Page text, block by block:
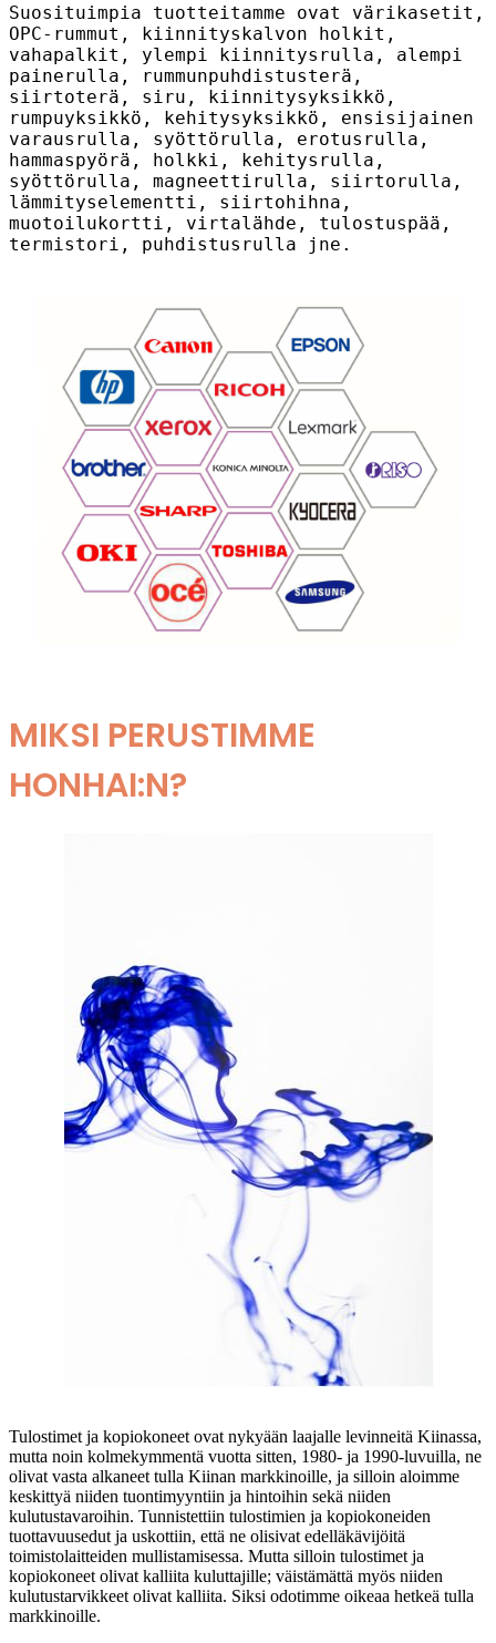
Suosituimpia tuotteitamme ovat värikasetit,
OPC-rummut, kiinnityskalvon holkit,
vahapalkit, ylempi kiinnitysrulla, alempi
painerulla, rummunpuhdistusterä,
siirtoterä, siru, kiinnitysyksikkö,
rumpuyksikkö, kehitysyksikkö, ensisijainen
varausrulla, syöttörulla, erotusrulla,
hammaspyörä, holkki, kehitysrulla,
syöttörulla, magneettirulla, siirtorulla,
lämmityselementti, siirtohihna,
muotoilukortti, virtalähde, tulostuspää,
termistori, puhdistusrulla jne.
MIKSI PERUSTIMME
HONHAI:N?
Tulostimet ja kopiokoneet ovat nykyään laajalle levinneitä Kiinassa,
mutta noin kolmekymmentä vuotta sitten, 1980- ja 1990-luvuilla, ne
olivat vasta alkaneet tulla Kiinan markkinoille, ja silloin aloimme
keskittyä niiden tuontimyyntiin ja hintoihin sekä niiden
kulutustavaroihin. Tunnistettiin tulostimien ja kopiokoneiden
tuottavuusedut ja uskottiin, että ne olisivat edelläkävijöitä
toimistolaitteiden mullistamisessa. Mutta silloin tulostimet ja
kopiokoneet olivat kalliita kuluttajille; väistämättä myös niiden
kulutustarvikkeet olivat kalliita. Siksi odotimme oikeaa hetkeä tulla
markkinoille.